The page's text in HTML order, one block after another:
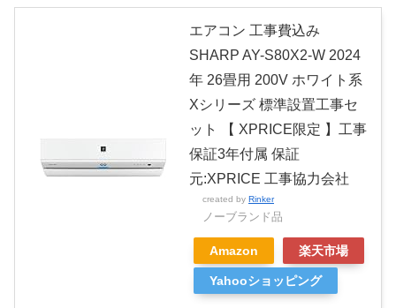
エアコン 工事費込み
SHARP AY-S80X2-W 2024
年 26畳用 200V ホワイト系
Xシリーズ 標準設置工事セ
ット 【 XPRICE限定 】工事
保証3年付属 保証
元:XPRICE 工事協力会社
created by Rinker
ノーブランド品
Amazon 楽天市場
Yahooショッピング